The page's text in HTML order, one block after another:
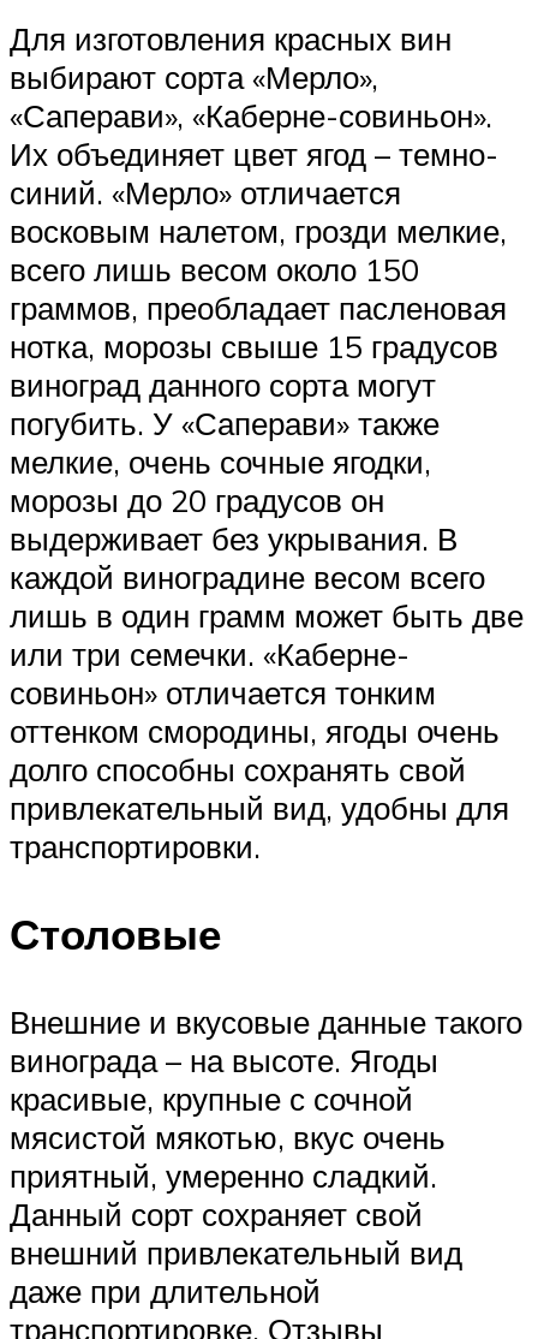
Для изготовления красных вин
выбирают сорта «Мерло»,
«Саперави», «Каберне-совиньон».
Их объединяет цвет ягод – темно-
синий. «Мерло» отличается
восковым налетом, грозди мелкие,
всего лишь весом около 150
граммов, преобладает пасленовая
нотка, морозы свыше 15 градусов
виноград данного сорта могут
погубить. У «Саперави» также
мелкие, очень сочные ягодки,
морозы до 20 градусов он
выдерживает без укрывания. В
каждой виноградине весом всего
лишь в один грамм может быть две
или три семечки. «Каберне-
совиньон» отличается тонким
оттенком смородины, ягоды очень
долго способны сохранять свой
привлекательный вид, удобны для
транспортировки.
Столовые
Внешние и вкусовые данные такого
винограда – на высоте. Ягоды
красивые, крупные с сочной
мясистой мякотью, вкус очень
приятный, умеренно сладкий.
Данный сорт сохраняет свой
внешний привлекательный вид
даже при длительной
транспортировке. Отзывы